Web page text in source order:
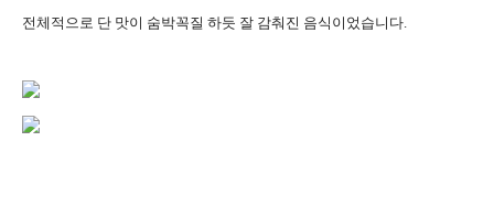
전체적으로 단 맛이 숨박꼭질 하듯 잘 감춰진 음식이었습니다.